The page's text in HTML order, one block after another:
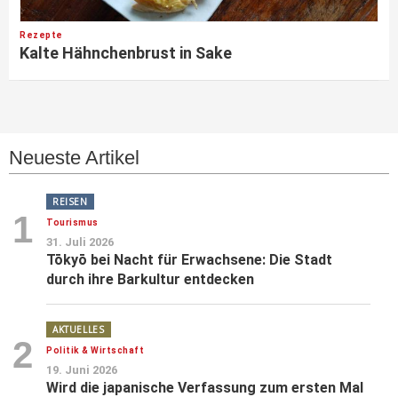
Rezepte
Kalte Hähnchenbrust in Sake
Neueste Artikel
1
REISEN
Tourismus
31. Juli 2026
Tōkyō bei Nacht für Erwachsene: Die Stadt
durch ihre Barkultur entdecken
2
AKTUELLES
Politik & Wirtschaft
19. Juni 2026
Wird die japanische Verfassung zum ersten Mal